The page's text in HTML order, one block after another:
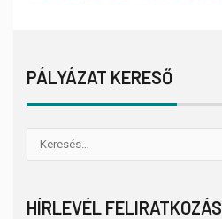
PÁLYÁZAT KERESŐ
HÍRLEVÉL FELIRATKOZÁS